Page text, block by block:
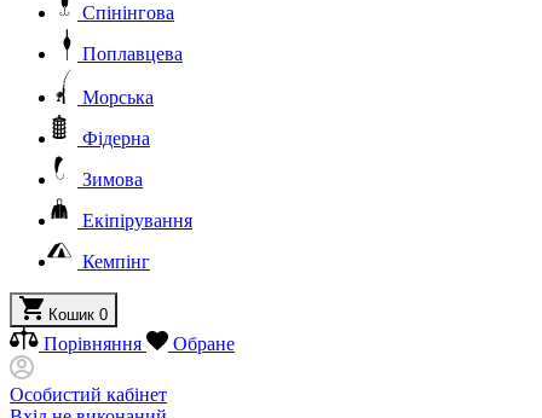
Спінінгова
Поплавцева
Морська
Фідерна
Зимова
Екіпірування
Кемпінг
Кошик 0
Порівняння Обране
Особистий кабінет